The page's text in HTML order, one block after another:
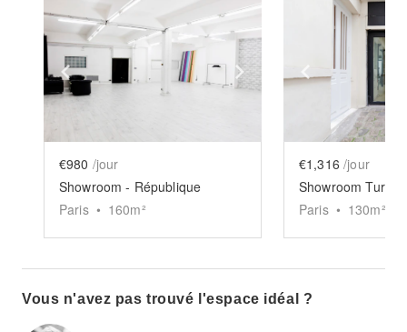
Show previous slide Show next slide
€980 /jour
Showroom - République
Paris • 160m²
Show
€1,316 /jour
Showroom
Paris • 130m²
Vous n'avez pas trouvé l'espace idéal ?